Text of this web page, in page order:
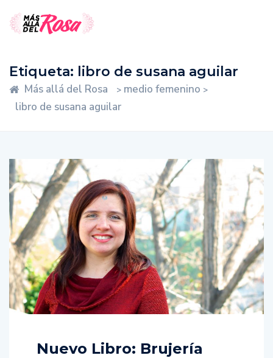
Etiqueta: libro de susana aguilar
Más allá del Rosa > medio femenino >
libro de susana aguilar
Nuevo Libro: Brujería